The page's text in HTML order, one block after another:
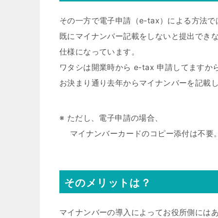
その一方で電子申請（e-tax）による方法で
既にマイナンバー記載をしないと提出でき
仕様になっています。
ワタシは開業時から e-tax 申請してますから
お決まり通り去年からマイナンバーを記載し
※ ただし、電子申請の場合、
マイナンバーカードのコピー添付は不要。
そのメリットは？
マイナンバーの導入によってお役所側には